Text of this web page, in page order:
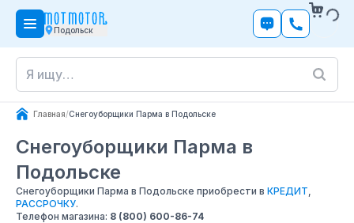
Подольск
Главная/Снегоуборщики Парма в Подольске
Снегоуборщики Парма в
Подольске
Снегоуборщики Парма в Подольске приобрести в КРЕДИТ,
РАССРОЧКУ.
Телефон магазина: 8 (800) 600-86-74